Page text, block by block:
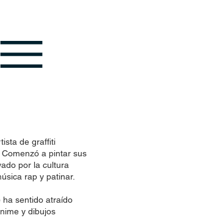
de graffiti
a pintar sus
por la cultura
rap y patinar.
ha sentido atraído
y dibujos